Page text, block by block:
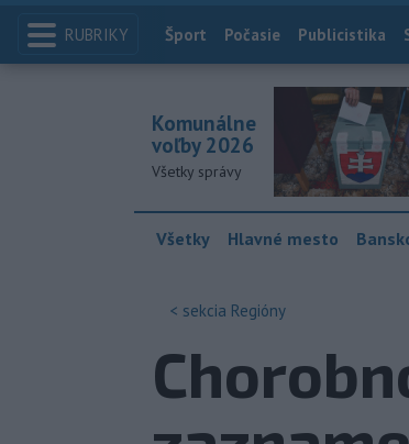
RUBRIKY Index
Šport Počasie Publicistika
Komunálne
voľby 2026
Všetky správy
Všetky Hlavné mesto
< sekcia Regióny